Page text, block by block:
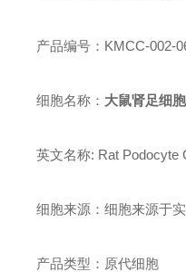
产品编号：KMCC-002-
细胞名称： 大鼠肾足细胞
英文名称: Rat Podocyte
细胞来源：细胞来源于
产品类型：原代细胞